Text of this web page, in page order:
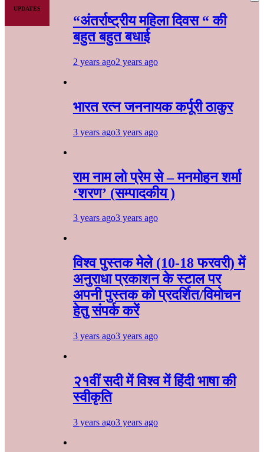
UPDATES
“अंतर्राष्ट्रीय महिला दिवस “ की
बहुत बहुत बधाई
2 years ago2 years ago
भारत रत्न जननायक कर्पूरी ठाकुर
3 years ago3 years ago
राम नाम लो प्रेम से – मनमोहन शर्मा
‘शरण’ (सम्पादकीय )
3 years ago3 years ago
विश्व पुस्तक मेले (10-18 फरवरी) में
अनुराधा प्रकाशन के स्टाल पर
अपनी पुस्तक को प्रदर्शित/विमोचन
हेतु संपर्क करें
3 years ago3 years ago
२१वीं सदी में विश्व में हिंदी भाषा की
स्वीकृति
3 years ago3 years ago